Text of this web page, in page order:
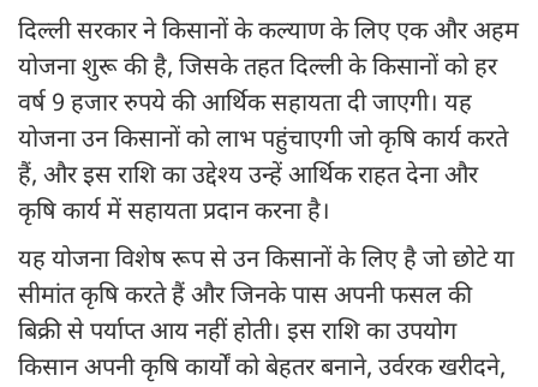
दिल्ली सरकार ने किसानों के कल्याण के लिए एक और अहम
योजना शुरू की है, जिसके तहत दिल्ली के किसानों को हर
वर्ष 9 हजार रुपये की आर्थिक सहायता दी जाएगी। यह
योजना उन किसानों को लाभ पहुंचाएगी जो कृषि कार्य करते
हैं, और इस राशि का उद्देश्य उन्हें आर्थिक राहत देना और
कृषि कार्य में सहायता प्रदान करना है।
यह योजना विशेष रूप से उन किसानों के लिए है जो छोटे या
सीमांत कृषि करते हैं और जिनके पास अपनी फसल की
बिक्री से पर्याप्त आय नहीं होती। इस राशि का उपयोग
किसान अपनी कृषि कार्यों को बेहतर बनाने, उर्वरक खरीदने,